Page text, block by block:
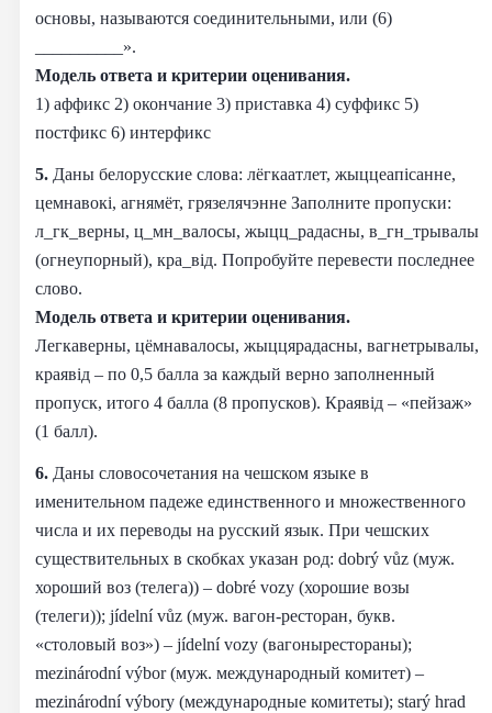
основы, называются соединительными, или (6)
__________».
Модель ответа и критерии оценивания.
1) аффикс 2) окончание 3) приставка 4) суффикс 5)
постфикс 6) интерфикс
5. Даны белорусские слова: лёгкаатлет, жыццеапiсанне,
цемнавокi, агнямёт, грязелячэнне Заполните пропуски:
л_гк_верны, ц_мн_валосы, жыцц_радасны, в_гн_трывалы
(огнеупорный), кра_вiд. Попробуйте перевести последнее
слово.
Модель ответа и критерии оценивания.
Легкаверны, цёмнавалосы, жыццярадасны, вагнетрывалы,
краявiд – по 0,5 балла за каждый верно заполненный
пропуск, итого 4 балла (8 пропусков). Краявiд – «пейзаж»
(1 балл).
6. Даны словосочетания на чешском языке в
именительном падеже единственного и множественного
числа и их переводы на русский язык. При чешских
существительных в скобках указан род: dobrý vůz (муж.
хороший воз (телега)) – dobré vozy (хорошие возы
(телеги)); jídelní vůz (муж. вагон-ресторан, букв.
«столовый воз») – jídelní vozy (вагонырестораны);
mezinárodní výbor (муж. международный комитет) –
mezinárodní výbory (международные комитеты); starý hrad